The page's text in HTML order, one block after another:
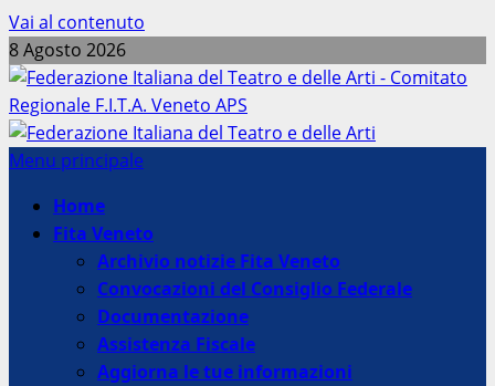
Vai al contenuto
8 Agosto 2026
Menu principale
Home
Fita Veneto
Archivio notizie Fita Veneto
Convocazioni del Consiglio Federale
Documentazione
Assistenza Fiscale
Aggiorna le tue informazioni